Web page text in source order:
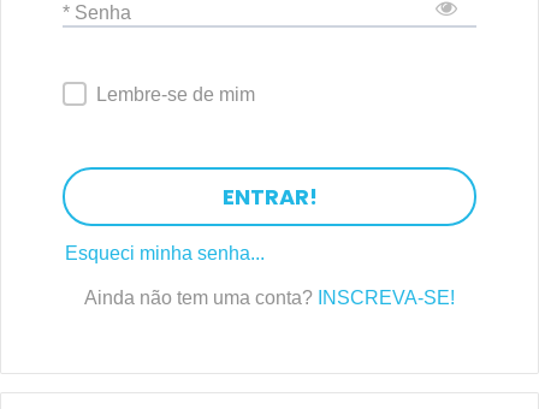
* Senha
Lembre-se de mim
ENTRAR!
Esqueci minha senha...
Ainda não tem uma conta? INSCREVA-SE!